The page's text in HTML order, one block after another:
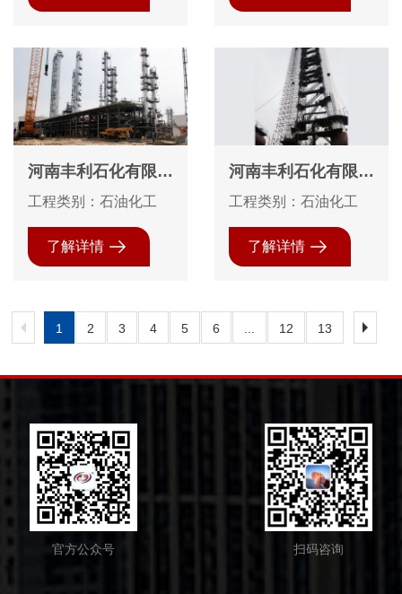
河南丰利石化有限公
司丙烯提纯，MTBE
工程类别：石油化工
了解详情
河南丰利石化有限公
司丙烯提纯，防腐保
工程类别：石油化工
了解详情
1 2 3 4 5 6 12 13
官方公众号 扫码咨询